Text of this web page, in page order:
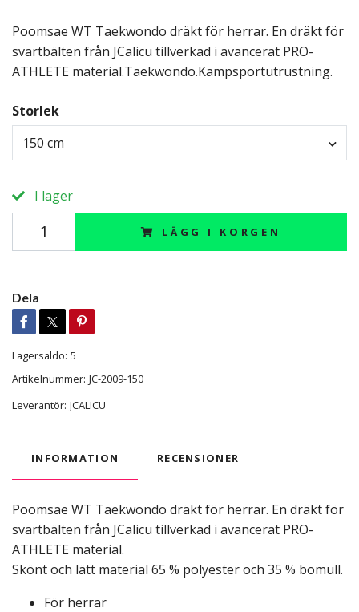
Poomsae WT Taekwondo dräkt för herrar. En dräkt för
svartbälten från JCalicu tillverkad i avancerat PRO-
ATHLETE material.Taekwondo.Kampsportutrustning.
Storlek
150 cm
I lager
LÄGG I KORGEN
Dela
Lagersaldo: 5
Artikelnummer: JC-2009-150
Leverantör: JCALICU
INFORMATION RECENSIONER
Poomsae WT Taekwondo dräkt för herrar. En dräkt för
svartbälten från JCalicu tillverkad i avancerat PRO-
ATHLETE material.
Skönt och lätt material 65 % polyester och 35 % bomull.
För herrar